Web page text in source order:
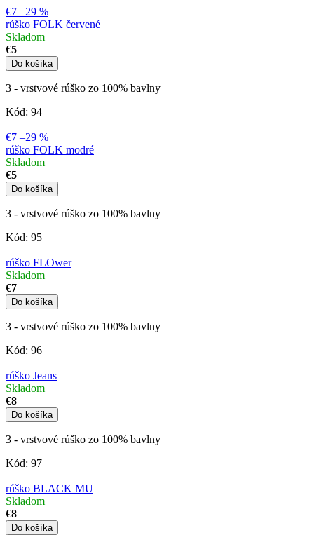
€7 –29 %
rúško FOLK červené
Skladom
€5
Do košíka
3 - vrstvové rúško zo 100% bavlny
Kód: 94
€7 –29 %
rúško FOLK modré
Skladom
€5
Do košíka
3 - vrstvové rúško zo 100% bavlny
Kód: 95
rúško FLOwer
Skladom
€7
Do košíka
3 - vrstvové rúško zo 100% bavlny
Kód: 96
rúško Jeans
Skladom
€8
Do košíka
3 - vrstvové rúško zo 100% bavlny
Kód: 97
rúško BLACK MU
Skladom
€8
Do košíka